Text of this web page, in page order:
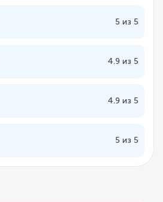
5 из 5
4.9 из 5
4.9 из 5
5 из 5